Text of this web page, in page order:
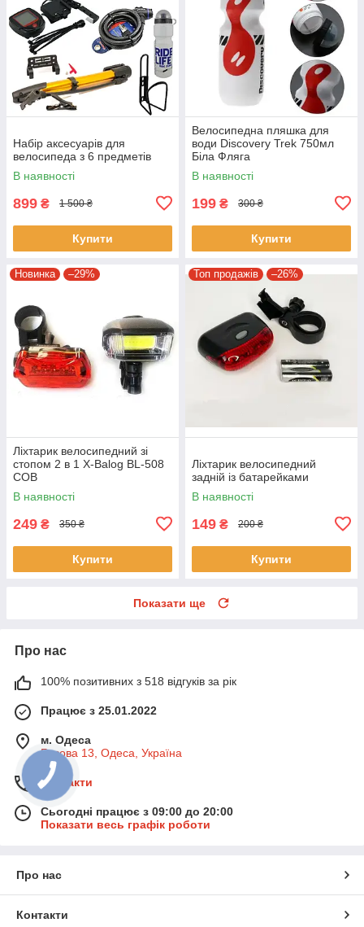
Набір аксесуарів для
велосипеда з 6 предметів
В наявності
899 ₴ 1 500 ₴
Купити
Велосипедна пляшка для
води Discovery Trek 750мл
Біла Фляга
В наявності
199 ₴ 300 ₴
Купити
Новинка –29%
Ліхтарик велосипедний зі
стопом 2 в 1 X-Balog BL-508
COB
В наявності
249 ₴ 350 ₴
Купити
Топ продажів –26%
Ліхтарик велосипедний
задній із батарейками
В наявності
149 ₴ 200 ₴
Купити
Показати ще
Про нас
100% позитивних з 518 відгуків за рік
Працює з 25.01.2022
м. Одеса
Базова 13, Одеса, Україна
Контакти
Сьогодні працює з 09:00 до 20:00
Показати весь графік роботи
Про нас
Контакти